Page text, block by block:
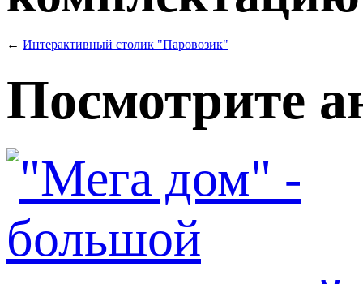
← Интерактивный столик "Паровозик"
Посмотрите